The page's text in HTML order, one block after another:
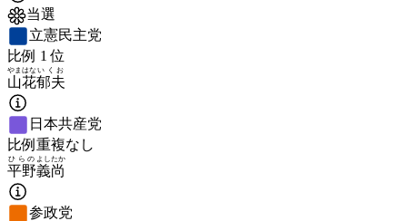
当選
立憲民主党
比例 1 位
山花
やまはな
郁夫
いくお
日本共産党
比例重複なし
平野
ひらの
義尚
よしたか
参政党